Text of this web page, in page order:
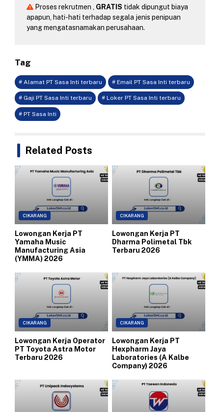
Proses rekrutmen , GRATIS tidak dipungut biaya
apapun, hati-hati terhadap segala jenis penipuan
yang mengatasnamakan perusahaan.
Tag
# Alamat PT Sasa Inti terbaru # Email PT Sasa Inti terbaru
# Gaji PT Sasa Inti terbaru # Loker PT Sasa Inti terbaru
# PT Sasa Inti
Related Posts
CIKARANG
Lowongan Kerja PT
Yamaha Music
Manufacturing Asia
(YMMA) 2026
CIKARANG
Lowongan Kerja PT
Dharma Polimetal Tbk
Terbaru 2026
CIKARANG
Lowongan Kerja Operator
PT Toyota Astra Motor
Terbaru 2026
CIKARANG
Lowongan Kerja PT
Hexpharm Jaya
Laboratories (A Kalbe
Company) 2026